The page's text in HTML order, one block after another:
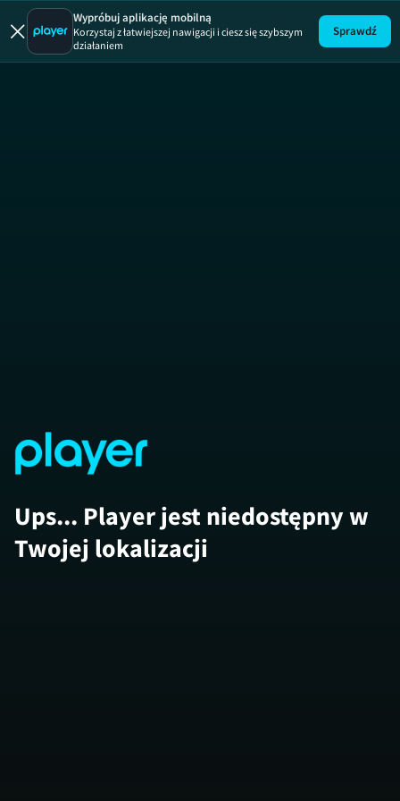
Wypróbuj aplikację mobilną
Korzystaj z łatwiejszej nawigacji i ciesz się szybszym
działaniem
Sprawdź
Ups... Player jest niedostępny w
Twojej lokalizacji